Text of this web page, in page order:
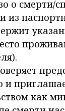
о смерти/
из
как